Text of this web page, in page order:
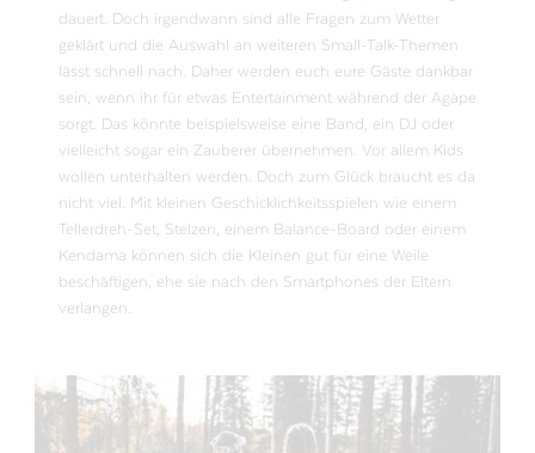
dauert. Doch irgendwann sind alle Fragen zum Wetter
geklärt und die Auswahl an weiteren Small-Talk-Themen
lässt schnell nach. Daher werden euch eure Gäste dankbar
sein, wenn ihr für etwas Entertainment während der Agape
sorgt. Das könnte beispielsweise eine Band, ein DJ oder
vielleicht sogar ein Zauberer übernehmen. Vor allem Kids
wollen unterhalten werden. Doch zum Glück braucht es da
nicht viel. Mit kleinen Geschicklichkeitsspielen wie einem
Tellerdreh-Set, Stelzen, einem Balance-Board oder einem
Kendama können sich die Kleinen gut für eine Weile
beschäftigen, ehe sie nach den Smartphones der Eltern
verlangen.